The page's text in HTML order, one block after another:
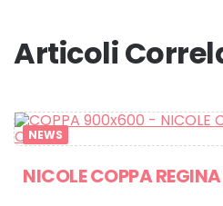
Articoli
NEWS
NICOLE COPPA